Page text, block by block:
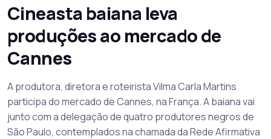
Cineasta baiana leva
produções ao mercado de
Cannes
A produtora, diretora e roteirista Vilma Carla Martins
participa do mercado de Cannes, na França. A baiana vai
junto com a delegação de quatro produtores negros de
São Paulo, contemplados na chamada da Rede Afirmativa